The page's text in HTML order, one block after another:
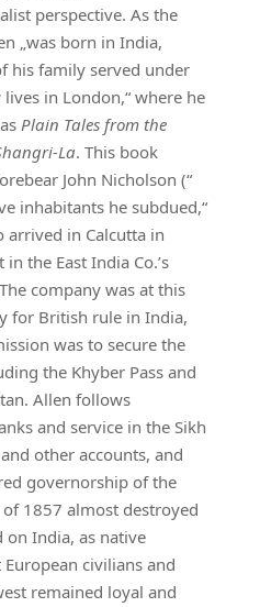
perspective. As the
„was born in India,
his family served under
in London,“ where he
Plain Tales from the
La. This book
John Nicholson (“
inhabitants he subdued,“
arrived in Calcutta in
the East India Co.’s
company was at this
for British rule in India,
was to secure the
the Khyber Pass and
Allen follows
and service in the Sikh
other accounts, and
governorship of the
1857 almost destroyed
India, as native
civilians and
remained loyal and